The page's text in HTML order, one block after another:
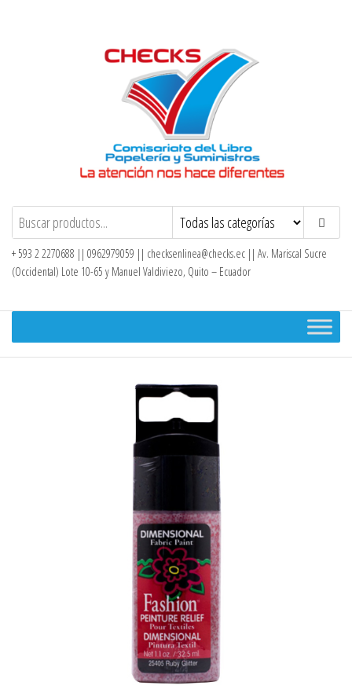
Checks – Tienda en Línea
+ 593 2 2270688 || 0962979059 || checksenlinea@checks.ec || Av. Mariscal Sucre
(Occidental) Lote 10-65 y Manuel Valdiviezo, Quito – Ecuador